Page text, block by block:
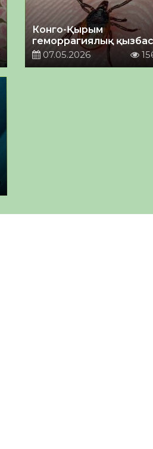
Конго-Қырым
геморрагиялық
07.05.2026